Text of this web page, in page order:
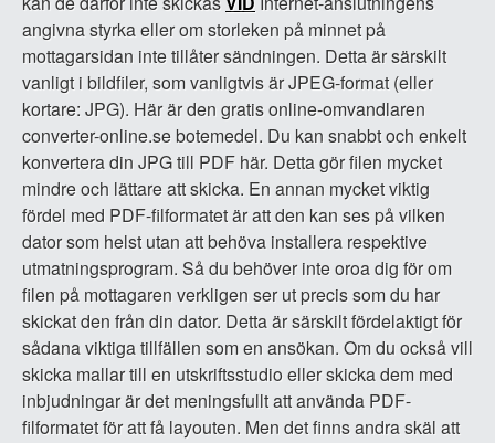
angivna styrka eller om storleken på minnet på
mottagarsidan inte tillåter sändningen. Detta är särskilt
vanligt i bildfiler, som vanligtvis är JPEG-format (eller
kortare: JPG). Här är den gratis online-omvandlaren
converter-online.se botemedel. Du kan snabbt och enkelt
konvertera din JPG till PDF här. Detta gör filen mycket
mindre och lättare att skicka. En annan mycket viktig
fördel med PDF-filformatet är att den kan ses på vilken
dator som helst utan att behöva installera respektive
utmatningsprogram. Så du behöver inte oroa dig för om
filen på mottagaren verkligen ser ut precis som du har
skickat den från din dator. Detta är särskilt fördelaktigt för
sådana viktiga tillfällen som en ansökan. Om du också vill
skicka mallar till en utskriftsstudio eller skicka dem med
inbjudningar är det meningsfullt att använda PDF-
filformatet för att få layouten. Men det finns andra skäl att